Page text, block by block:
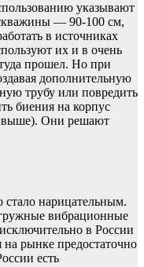
указывают
— 90-100 см,
в источниках
их и в очень
прошел. Но при
дополнительную
трубу или повредить
биения на корпус
выше). Они решают
нарицательным.
вибрационные
в России
рынке предостаточно
есть